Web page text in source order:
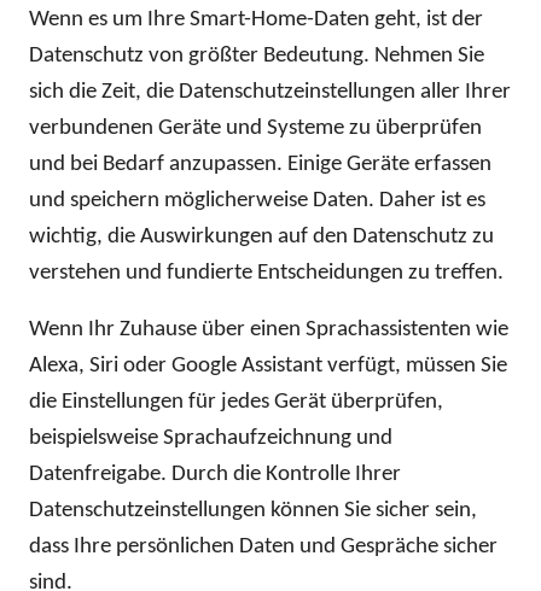
Wenn es um Ihre Smart-Home-Daten geht, ist der
Datenschutz von größter Bedeutung. Nehmen Sie
sich die Zeit, die Datenschutzeinstellungen aller Ihrer
verbundenen Geräte und Systeme zu überprüfen
und bei Bedarf anzupassen. Einige Geräte erfassen
und speichern möglicherweise Daten. Daher ist es
wichtig, die Auswirkungen auf den Datenschutz zu
verstehen und fundierte Entscheidungen zu treffen.
Wenn Ihr Zuhause über einen Sprachassistenten wie
Alexa, Siri oder Google Assistant verfügt, müssen Sie
die Einstellungen für jedes Gerät überprüfen,
beispielsweise Sprachaufzeichnung und
Datenfreigabe. Durch die Kontrolle Ihrer
Datenschutzeinstellungen können Sie sicher sein,
dass Ihre persönlichen Daten und Gespräche sicher
sind.